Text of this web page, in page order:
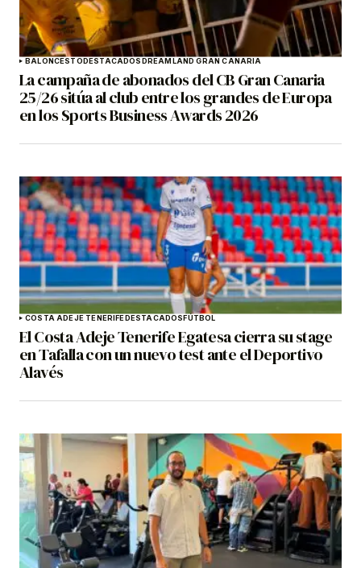
BALONCESTODESTACADOSDREAMLAND GRAN CANARIA
La campaña de abonados del CB Gran Canaria
25/26 sitúa al club entre los grandes de Europa
en los Sports Business Awards 2026
COSTA ADEJE TENERIFEDESTACADOSFÚTBOL
El Costa Adeje Tenerife Egatesa cierra su stage
en Tafalla con un nuevo test ante el Deportivo
Alavés